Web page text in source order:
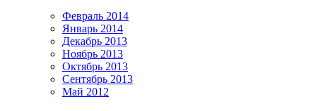
Февраль 2014
Январь 2014
Декабрь 2013
Ноябрь 2013
Октябрь 2013
Сентябрь 2013
Май 2012